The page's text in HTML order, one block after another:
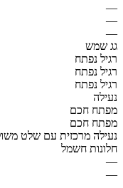
—
—
—
גג שמש
רגיל נפתח
רגיל נפתח
רגיל נפתח
נעילה
מפתח חכם
מפתח חכם
נעילה מרכזית עם שלט
חלונות חשמל
—
—